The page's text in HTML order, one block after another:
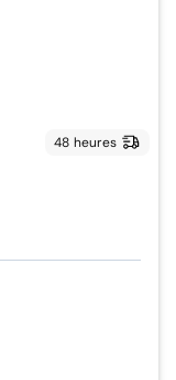
48 heures